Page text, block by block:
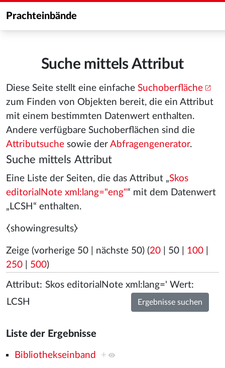
Prachteinbände
Suche mittels Attribut
Diese Seite stellt eine einfache Suchoberfläche
zum Finden von Objekten bereit, die ein Attribut
mit einem bestimmten Datenwert enthalten.
Andere verfügbare Suchoberflächen sind die
Attributsuche sowie der Abfragengenerator.
Suche mittels Attribut
Eine Liste der Seiten, die das Attribut „Skos
editorialNote xml:lang="eng"“ mit dem Datenwert
„LCSH“ enthalten.
⧼showingresults⧽
Zeige (vorherige 50 nächste 50) (20 50 100
250
500)
Attribut: Wert:
Liste der Ergebnisse
Bibliothekseinband
+